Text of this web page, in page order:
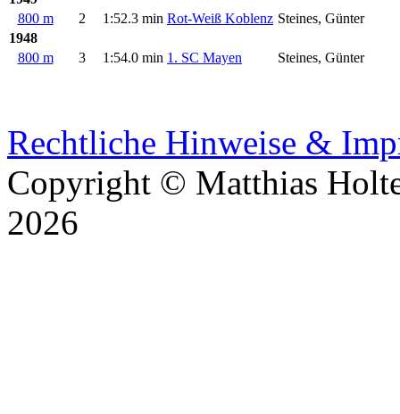
800 m
2 1:52.3 min Rot-Weiß Koblenz Steines, Günter
1948
800 m
3 1:54.0 min 1. SC Mayen Steines, Günter
Rechtliche Hinweise &
Copyright © Matthias
2026